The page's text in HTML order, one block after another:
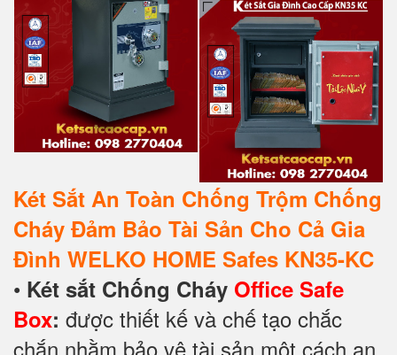
Két Sắt An Toàn Chống Trộm Chống
Cháy Đảm Bảo Tài Sản Cho Cả Gia
Đình WELKO HOME Safes KN35-KC
• Két sắt Chống Cháy Office Safe
Box: được thiết kế và chế tạo chắc
chắn nhằm bảo vệ tài sản một cách an